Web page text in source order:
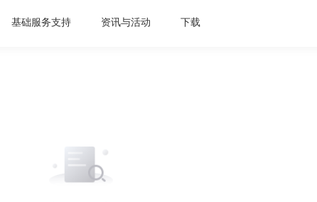
基础服务支持 资讯与活动 下载